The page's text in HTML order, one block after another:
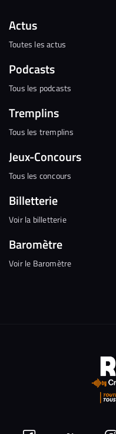
Actus
Toutes les actus
Podcasts
Tous les podcasts
Tremplins
Tous les tremplins
Jeux-Concours
Tous les concours
Billetterie
Voir la billetterie
Baromètre
Voir le Baromètre